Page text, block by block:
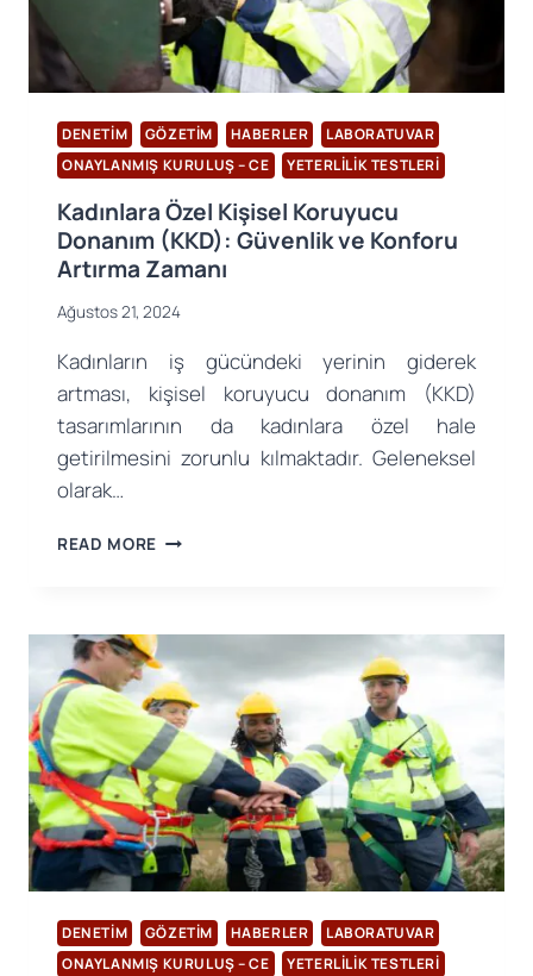
DENETIM GÖZETIM HABERLER
LABORATUVAR
ONAYLANMIŞ KURULUŞ – CE
YETERLILIK TESTLERI
Kadınlara Özel Kişisel Koruyucu
Donanım (KKD): Güvenlik ve Konforu
Artırma Zamanı
Ağustos 21, 2024
Kadınların iş gücündeki yerinin giderek
artması, kişisel koruyucu donanım (KKD)
tasarımlarının da kadınlara özel hale
getirilmesini zorunlu kılmaktadır. Geleneksel
olarak…
READ MORE KADINLARA
DONANIM
(KKD):
GÜVENLIK
VE
KONFORU
ARTIRMA
ZAMANI
DENETIM GÖZETIM HABERLER
LABORATUVAR
ONAYLANMIŞ KURULUŞ – CE
YETERLILIK TESTLERI